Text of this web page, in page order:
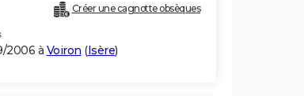
Créer une cagnotte obsèques
2006 à Voiron (Isère)